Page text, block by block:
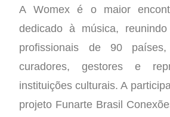
A Womex é o maior
dedicado à música,
profissionais de 90
curadores, gestores e
instituições culturais. A
projeto Funarte Brasil